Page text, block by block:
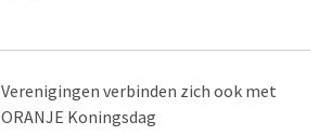
Verenigingen verbinden zich ook met
ORANJE Koningsdag